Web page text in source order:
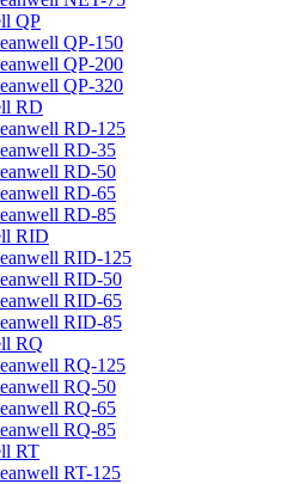
QP
QP-150
QP-200
QP-320
RD
RD-125
RD-35
RD-50
RD-65
RD-85
RID
RID-125
RID-50
RID-65
RID-85
RQ
RQ-125
RQ-50
RQ-65
RQ-85
RT
RT-125